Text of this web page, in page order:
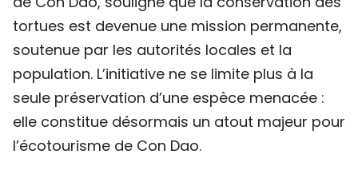
tortues est devenue une mission permanente,
soutenue par les autorités locales et la
population. L’initiative ne se limite plus à la
seule préservation d’une espèce menacée :
elle constitue désormais un atout majeur pour
l’écotourisme de Con Dao.